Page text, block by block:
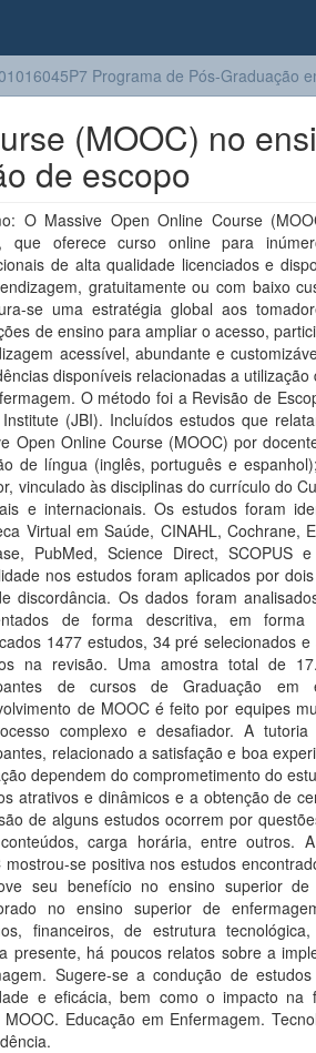
Programa de Pós-Graduação
(MOOC) no
de escopo
O Massive Open Online Course
que oferece curso online para
de alta qualidade licenciados e
gratuitamente ou com baixo
se uma estratégia global aos
de ensino para ampliar o acesso,
acessível, abundante e
disponíveis relacionadas a
O método foi a Revisão de
Institute (JBI). Incluídos estudos que
Open Online Course (MOOC) por
de língua (inglês, português e
vinculado às disciplinas do currículo do
e internacionais. Os estudos foram
Virtual em Saúde, CINAHL, Cochrane,
PubMed, Science Direct, SCOPUS
nos estudos foram aplicados por
discordância. Os dados foram
de forma descritiva, em
1477 estudos, 34 pré selecionados
na revisão. Uma amostra total de
de cursos de Graduação em
de MOOC é feito por equipes
complexo e desafiador. A
relacionado a satisfação e boa
dependem do comprometimento do
atrativos e dinâmicos e a obtenção de
de alguns estudos ocorrem por
carga horária, entre outros.
mostrou-se positiva nos estudos
seu benefício no ensino superior
no ensino superior de
financeiros, de estrutura
presente, há poucos relatos sobre a
Sugere-se a condução de
e eficácia, bem como o impacto na
MOOC. Educação em Enfermagem.